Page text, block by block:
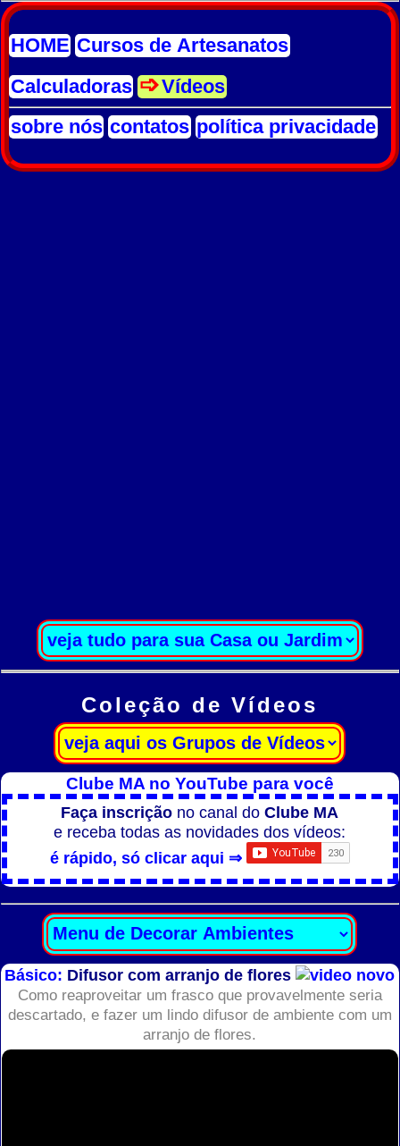
HOME Cursos de Artesanatos
Calculadoras
Vídeos
sobre nós contatos política privacidade
Coleção de Vídeos
Clube MA no YouTube para você
Faça inscrição no canal doClube MA
e receba todas as novidades dos vídeos:
é rápido, só clicar aqui ⇒
Básico: Difusor com arranjo de flores
Como reaproveitar um frasco que provavelmente seria
descartado, e fazer um lindo difusor de ambiente com um
arranjo de flores.